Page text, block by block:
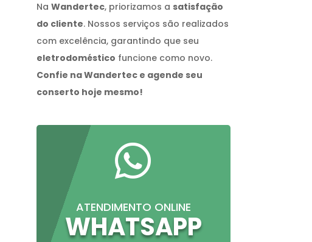
Na Wandertec, priorizamos a satisfação
do cliente. Nossos serviços são realizados
com excelência, garantindo que seu
eletrodoméstico funcione como novo.
Confie na Wandertec e agende seu
conserto hoje mesmo!

ATENDIMENTO ONLINE
WHATSAPP